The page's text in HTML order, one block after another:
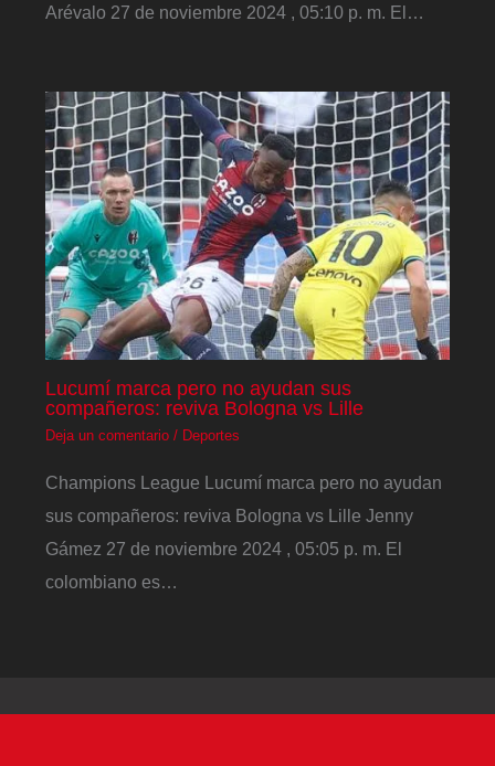
Arévalo 27 de noviembre 2024 , 05:10 p. m. El…
Lucumí marca pero no ayudan sus
compañeros: reviva Bologna vs Lille
Deja un comentario / Deportes
Champions League Lucumí marca pero no ayudan
sus compañeros: reviva Bologna vs Lille Jenny
Gámez 27 de noviembre 2024 , 05:05 p. m. El
colombiano es…